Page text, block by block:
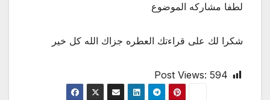
لطفا مشاركه الموضوع
شكرا لك على قراءتك العطره جزاك الله كل خير
Post Views: 594